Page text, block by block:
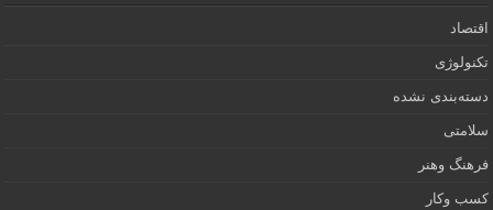
اقتصاد
تکنولوژی
دسته‌بندی نشده
سلامتی
فرهنگ وهنر
کسب وکار